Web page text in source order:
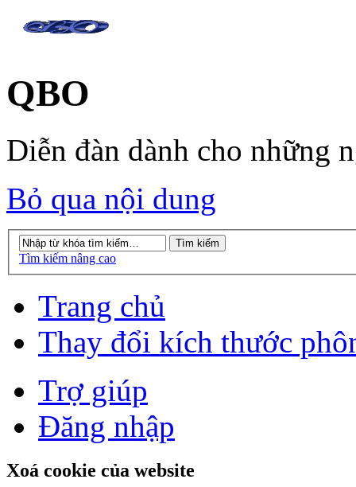
QBO
Diễn đàn dành cho những
Bỏ qua nội dung
Tìm kiếm nâng cao
Trang chủ
Thay đổi kích thước
Trợ giúp
Đăng nhập
Xoá cookie của website